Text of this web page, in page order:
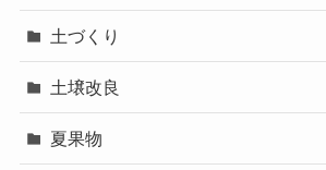
土づくり
土壌改良
夏果物